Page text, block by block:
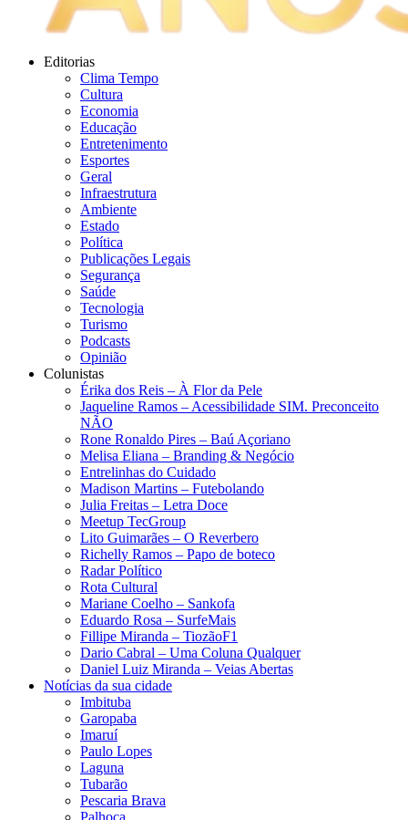
Editorias
Clima Tempo
Cultura
Economia
Educação
Entretenimento
Esportes
Geral
Infraestrutura
Ambiente
Estado
Política
Publicações Legais
Segurança
Saúde
Tecnologia
Turismo
Podcasts
Opinião
Colunistas
Érika dos Reis​ – À Flor da Pele
Jaqueline Ramos – Acessibilidade SIM. Preconceito
NÃO
Rone Ronaldo Pires – Baú Açoriano
Melisa Eliana – Branding & Negócio
Entrelinhas do Cuidado
Madison Martins – Futebolando
Julia Freitas​ – Letra Doce
Meetup TecGroup
Lito Guimarães – O Reverbero
Richelly Ramos​ – Papo de boteco
Radar Político
Rota Cultural
Mariane Coelho – Sankofa
Eduardo Rosa​ – SurfeMais
Fillipe Miranda – TiozãoF1
Dario Cabral – Uma Coluna Qualquer
Daniel Luiz Miranda – Veias Abertas
Notícias da sua cidade
Imbituba
Garopaba
Imaruí
Paulo Lopes
Laguna
Tubarão
Pescaria Brava
Palhoça